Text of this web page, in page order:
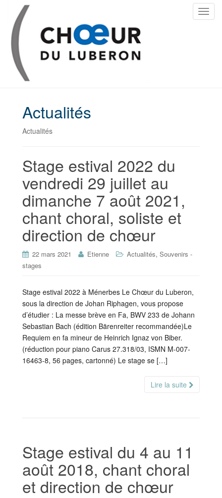
T
Actualités
Actualités
Stage estival 2022 du
vendredi 29 juillet au
dimanche 7 août 2021,
chant choral, soliste et
direction de chœur
22 mars 2021 Etienne Actualités, Souvenirs -
stages
Stage estival 2022 à Ménerbes Le Chœur du Luberon,
sous la direction de Johan Riphagen, vous propose
d’étudier : La messe brève en Fa, BWV 233 de Johann
Sebastian Bach (édition Bärenreiter recommandée)Le
Requiem en fa mineur de Heinrich Ignaz von Biber.
(réduction pour piano Carus 27.318/03, ISMN M-007-
16463-8, 56 pages, cartonné) Le stage se […]
Lire la suite
Stage estival du 4 au 11
août 2018, chant choral
et direction de chœur